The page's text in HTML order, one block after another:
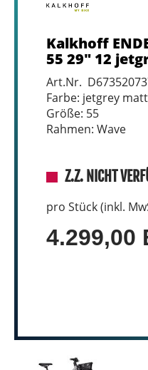
Kalkhoff
55 29" 12
Art.Nr.
Farbe: jetgrey matt
Größe: 55
Rahmen: Wave
Z.Z. NICHT
pro Stück (inkl.
4.299,00